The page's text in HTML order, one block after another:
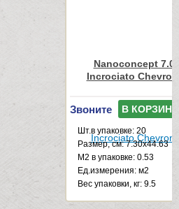
Nanoconcept 7.0
Incrociato
Звоните В КОРЗИНУ
Шт.в упаковке: 20
Размер, см: 7.30x44.63
М2 в упаковке: 0.53
Ед.измерения: м2
Веc упаковки, кг: 9.5